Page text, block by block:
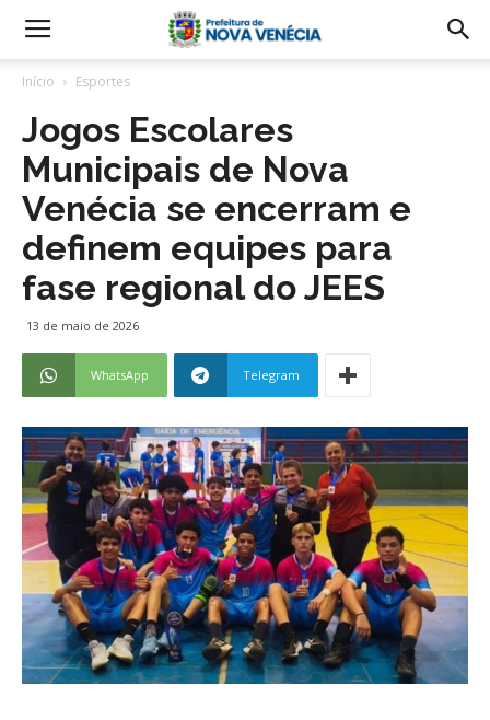
Início Esportes
Jogos Escolares
Municipais de Nova
Venécia se encerram e
definem equipes para
fase regional do JEES
13 de maio de 2026
WhatsApp Telegram